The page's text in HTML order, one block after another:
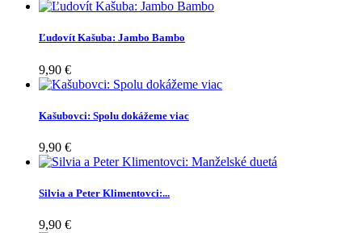
Ľudovít Kašuba: Jambo Bambo
9,90 €
Kašubovci: Spolu dokážeme viac
9,90 €
Silvia a Peter Klimentovci:...
9,90 €